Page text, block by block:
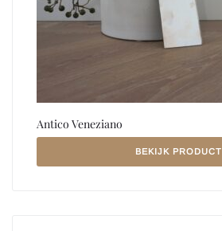
Antico Veneziano
BEKIJK PRODUCT